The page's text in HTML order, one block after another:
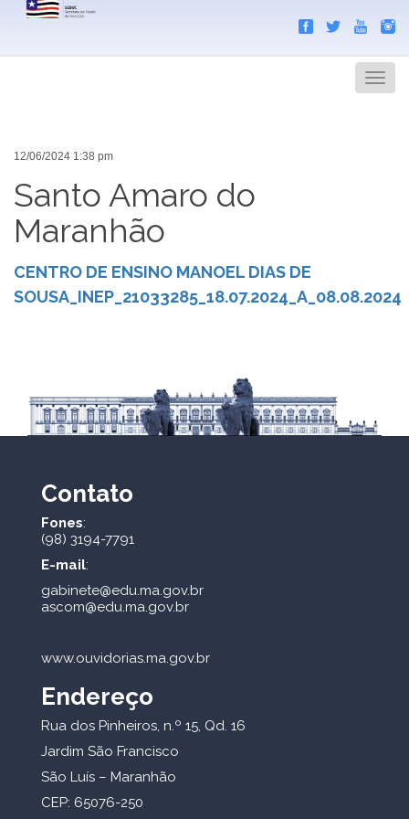
Menu
12/06/2024 1:38 pm
Santo Amaro do
Maranhão
CENTRO DE ENSINO MANOEL DIAS DE
SOUSA_INEP_21033285_18.07.2024_A_08.08.2024
Contato
Fones:
(98) 3194-7791
E-mail:
gabinete@edu.ma.gov.br
ascom@edu.ma.gov.br
www.ouvidorias.ma.gov.br
Endereço
Rua dos Pinheiros, n.º 15, Qd. 16
Jardim São Francisco
São Luís – Maranhão
CEP: 65076-250